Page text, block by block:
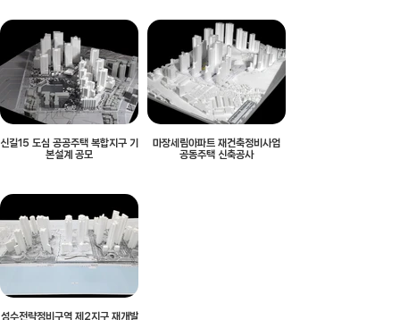
신길15 도심 공공주택 복합지구 기
본설계 공모
마장세림아파트 재건축정비사업
공동주택 신축공사
성수전략정비구역 제2지구 재개발